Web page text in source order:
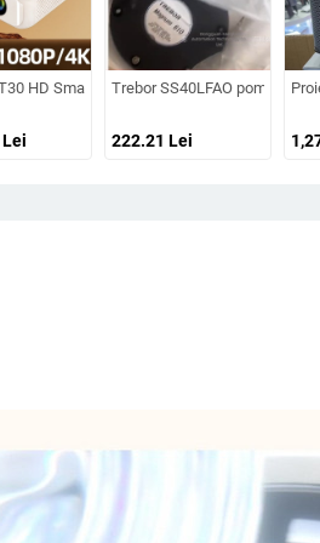
Guangdongcompatibil cu smartphone, rezoluție
HD Smart Android Wi-Fi pentru casă,
Lei
Trebor SS40LFAO pompă
222.21 Lei